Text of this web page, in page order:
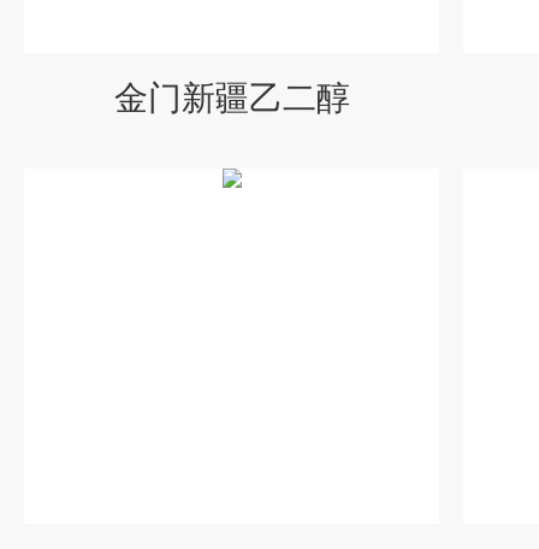
金门新疆乙二醇